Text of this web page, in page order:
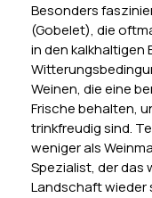
Besonders
(Gobelet), die
in den kalkhaltigen
Weinen, die eine
Frische behalten,
trinkfreudig sind.
weniger als
Spezialist, der das
Landschaft wieder